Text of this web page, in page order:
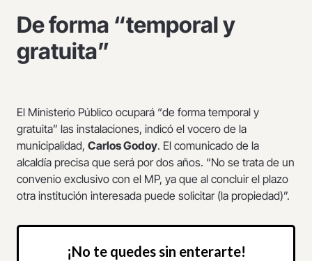
De forma “temporal y
gratuita”
El Ministerio Público ocupará “de forma temporal y
gratuita” las instalaciones, indicó el vocero de la
municipalidad, Carlos Godoy. El comunicado de la
alcaldía precisa que será por dos años. “No se trata de un
convenio exclusivo con el MP, ya que al concluir el plazo
otra institución interesada puede solicitar (la propiedad)”.
¡No te quedes sin enterarte!